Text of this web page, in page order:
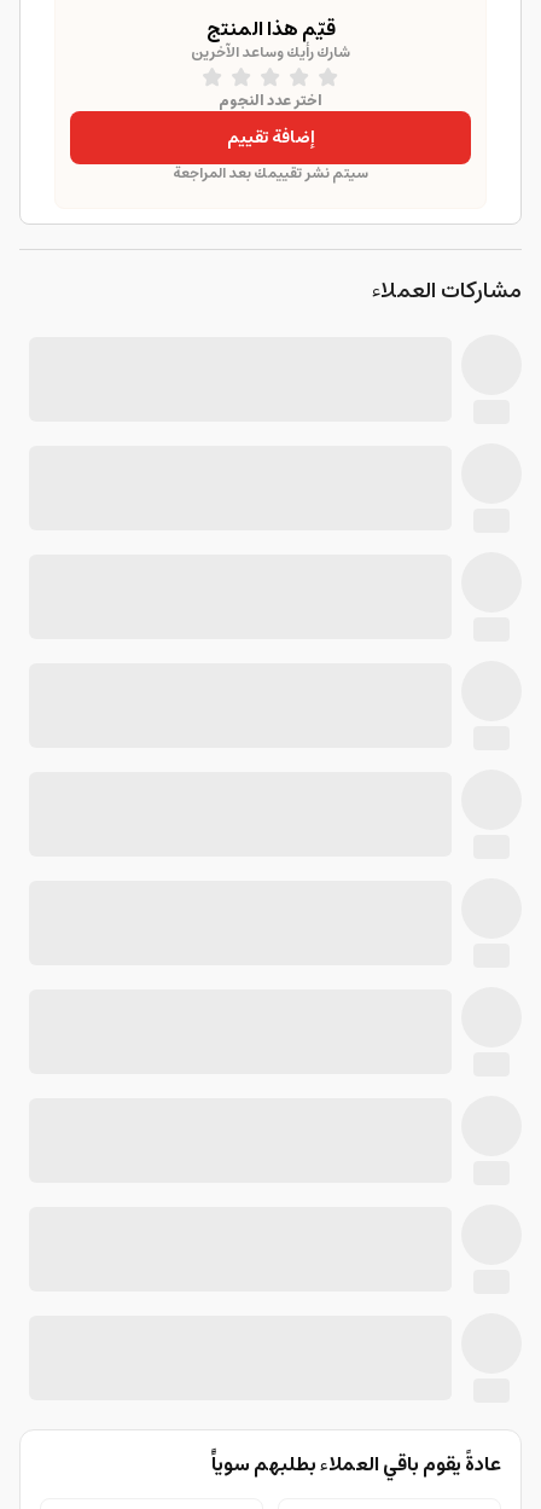
قيّم هذا المنتج
شارك رأيك وساعد الآخرين
اختر عدد النجوم
إضافة تقييم
سيتم نشر تقييمك بعد المراجعة
مشاركات العملاء
عادةً يقوم باقي العملاء بطلبهم سوياًً